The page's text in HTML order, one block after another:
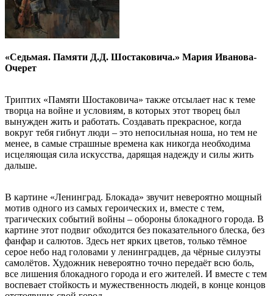
«Седьмая. Памяти Д.Д. Шостаковича.» Мария Иванова-
Очерет
Триптих «Памяти Шостаковича» также отсылает нас к теме
творца на войне и условиям, в которых этот творец был
вынужден жить и работать. Создавать прекрасное, когда
вокруг тебя гибнут люди – это непосильная ноша, но тем не
менее, в самые страшные времена как никогда необходима
исцеляющая сила искусства, дарящая надежду и силы жить
дальше.
В картине «Ленинград. Блокада» звучит невероятно мощный
мотив одного из самых героических и, вместе с тем,
трагических событий войны – обороны блокадного города. В
картине этот подвиг обходится без показательного блеска, без
фанфар и салютов. Здесь нет ярких цветов, только тёмное
серое небо над головами у ленинградцев, да чёрные силуэты
самолётов. Художник невероятно точно передаёт всю боль,
все лишения блокадного города и его жителей. И вместе с тем
воспевает стойкость и мужественность людей, в конце концов